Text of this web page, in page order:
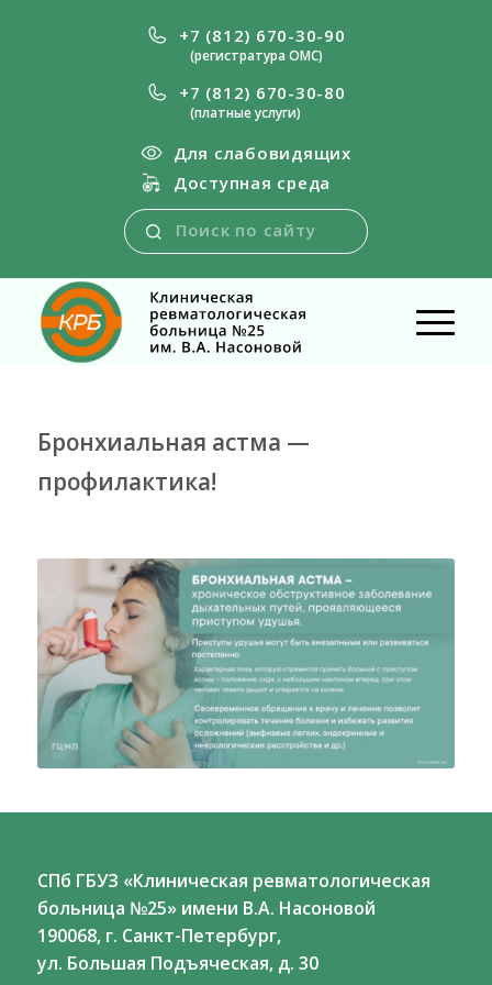
+7 (812) 670-30-90
(регистратура ОМС)
+7 (812) 670-30-80
(платные услуги)
Для слабовидящих
Доступная среда
Бронхиальная астма —
профилактика!
СПб ГБУЗ «Клиническая ревматологическая
больница №25» имени В.А. Насоновой
190068, г. Санкт-Петербург,
ул. Большая Подъяческая, д. 30